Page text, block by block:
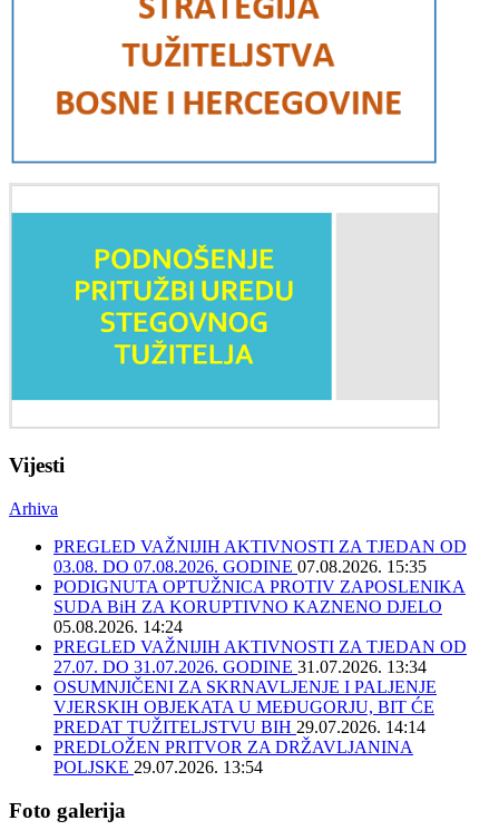
Vijesti
Arhiva
PREGLED VAŽNIJIH AKTIVNOSTI ZA TJEDAN OD
03.08. DO 07.08.2026. GODINE 07.08.2026. 15:35
PODIGNUTA OPTUŽNICA PROTIV ZAPOSLENIKA
SUDA BiH ZA KORUPTIVNO KAZNENO DJELO
05.08.2026. 14:24
PREGLED VAŽNIJIH AKTIVNOSTI ZA TJEDAN OD
27.07. DO 31.07.2026. GODINE 31.07.2026. 13:34
OSUMNJIČENI ZA SKRNAVLJENJE I PALJENJE
VJERSKIH OBJEKATA U MEĐUGORJU, BIT ĆE
PREDAT TUŽITELJSTVU BIH 29.07.2026. 14:14
PREDLOŽEN PRITVOR ZA DRŽAVLJANINA
POLJSKE 29.07.2026. 13:54
Foto galerija